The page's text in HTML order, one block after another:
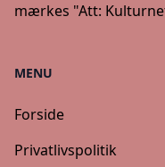
mærkes "Att:
MENU
Forside
Privatlivspolitik